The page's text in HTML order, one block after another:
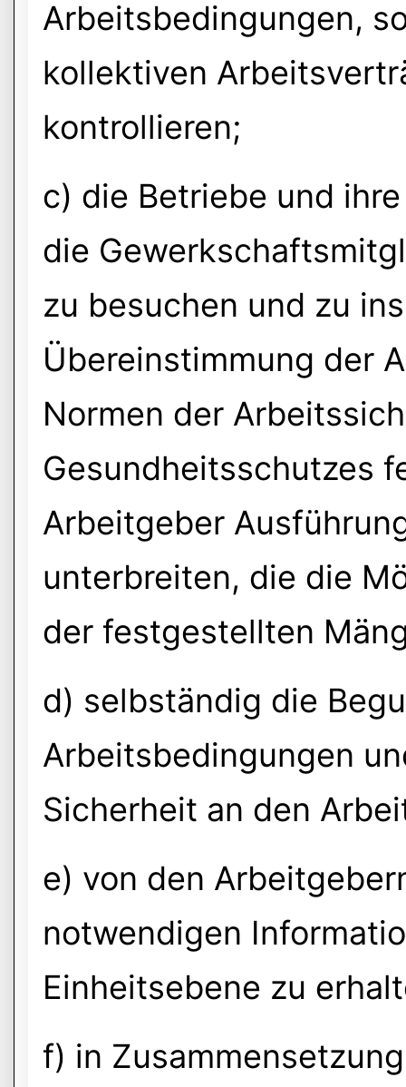
Arbeitsbedingungen,
kollektiven
kontrollieren;
c) die Betriebe und
die
zu besuchen und zu
Übereinstimmung der
Normen der
Gesundheitsschutzes
Arbeitgeber
unterbreiten, die die
der festgestellten
d) selbständig die
Arbeitsbedingungen
Sicherheit an den
e) von den
notwendigen
Einheitsebene zu
f) in